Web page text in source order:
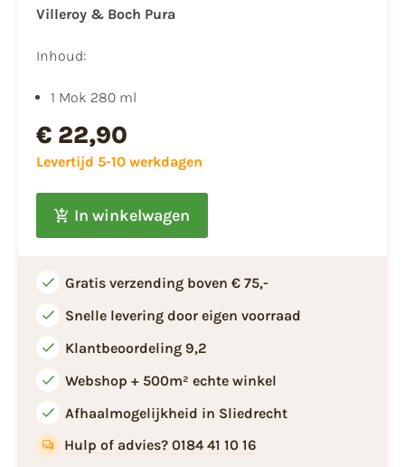
Villeroy & Boch Pura
Inhoud:
​1 Mok 280 ml
€ 22,90
Levertijd 5-10 werkdagen
In winkelwagen
Gratis verzending boven € 75,-
Snelle levering door eigen voorraad
Klantbeoordeling 9,2
Webshop + 500m² echte winkel
Afhaalmogelijkheid in Sliedrecht
Hulp of advies? 0184 41 10 16